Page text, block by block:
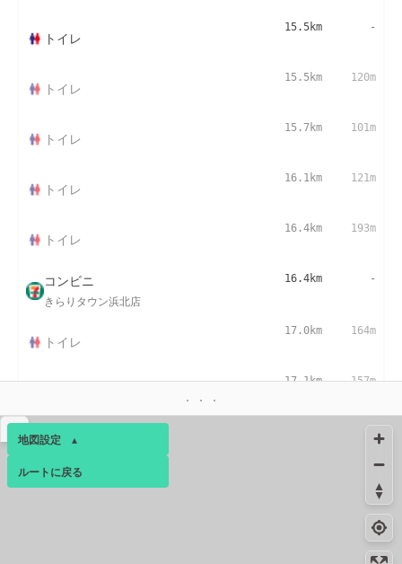
トイレ
15.5km -
トイレ
15.5km 120m
トイレ
15.7km 101m
トイレ
16.1km 121m
トイレ
16.4km 193m
コンビニ
きらりタウン浜北店
16.4km -
トイレ
17.0km 164m
17.1km 157m
コンビニ
コンビニ
-
地図設定 ▴
ベース ▴
ルートに戻る